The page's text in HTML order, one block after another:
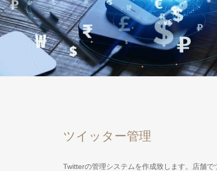
ツイッター管理
Twitterの管理システムを作成致します。店舗で